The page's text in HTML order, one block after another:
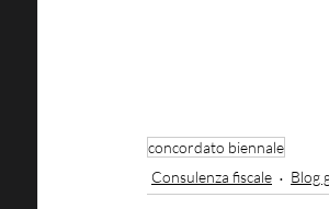
concordato biennale
Consulenza fiscale
Blog